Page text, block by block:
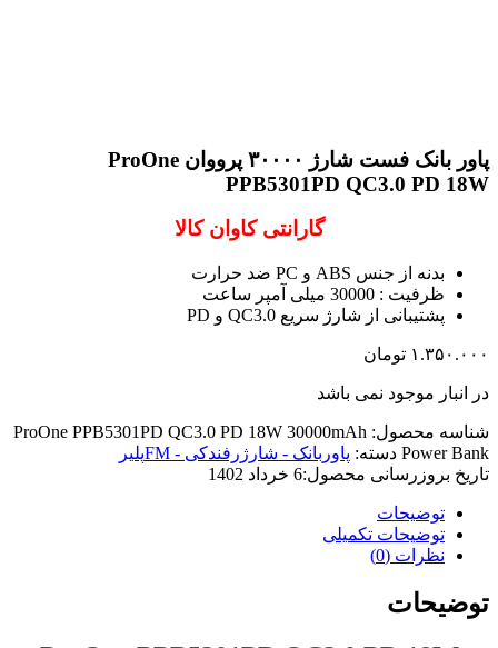
پاور بانک فست شارژ ۳۰۰۰۰ پرووان ProOne
PPB5301PD QC3.0 PD 18W
گارانتی کاوان کالا
بدنه از جنس ABS و PC ضد حرارت
ظرفیت : 30000 میلی آمپر ساعت
پشتیبانی از شارژ سریع QC3.0 و PD
۱.۳۵۰.۰۰۰ تومان
در انبار موجود نمی باشد
شناسه محصول: ProOne PPB5301PD QC3.0 PD 18W 30000mAh
Power Bank دسته: پاوربانک - شارژرفندکی - FMپلیر
تاریخ بروزرسانی محصول:6 خرداد 1402
توضیحات
توضیحات تکمیلی
نظرات (0)
توضیحات